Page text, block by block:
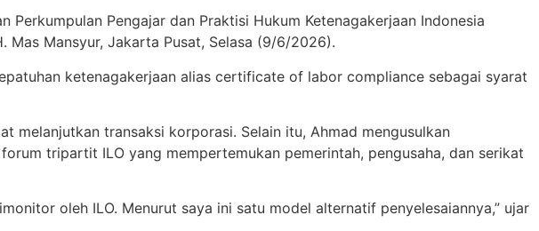
Pengajar dan Praktisi Hukum Ketenagakerjaan Indonesia
Mas Mansyur, Jakarta Pusat, Selasa (9/6/2026).
ketenagakerjaan alias certificate of labor compliance sebagai syarat
melanjutkan transaksi korporasi. Selain itu, Ahmad mengusulkan
tripartit ILO yang mempertemukan pemerintah, pengusaha, dan serikat
oleh ILO. Menurut saya ini satu model alternatif penyelesaiannya,” ujar